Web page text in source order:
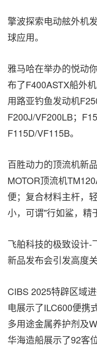
擎波探索电动舷外机
球应用。
雅马哈在举办的悦动
布了F400ASTX船外
用路亚钓鱼发动机
F200J/VF200LB；
F115D/VF115B。
百胜动力的顶流机新
MOTOR顶流机
便；复合材料主杆，
小，可谓"行如鲨，精
飞舶科技的极致设计-
新品发布会引发高度关
CIBS 2025特辟区域
电展示了ILC600便携
多用途金属养护剂及
华海造船展示了92客